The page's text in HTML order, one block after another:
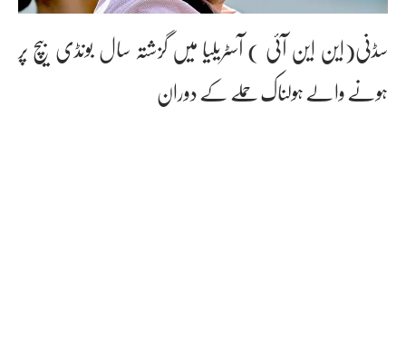
سڈنی(این این آئی ) آسٹریلیا میں گزشتہ سال بونڈی بیچ پر
ہونے والے ہولناک حملے کے دوران